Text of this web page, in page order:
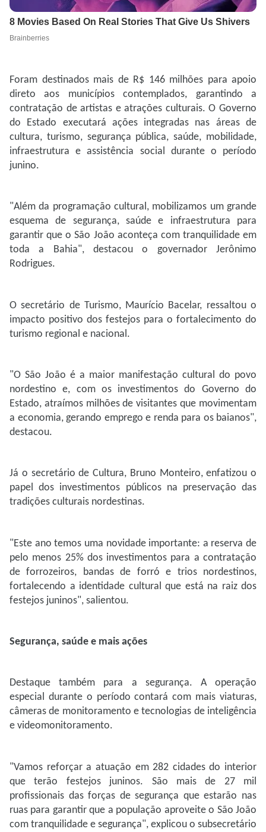
Foram destinados mais de R$ 146 milhões para apoio
direto aos municípios contemplados, garantindo a
contratação de artistas e atrações culturais. O Governo
do Estado executará ações integradas nas áreas de
cultura, turismo, segurança pública, saúde, mobilidade,
infraestrutura e assistência social durante o período
junino.
"Além da programação cultural, mobilizamos um grande
esquema de segurança, saúde e infraestrutura para
garantir que o São João aconteça com tranquilidade em
toda a Bahia", destacou o governador Jerônimo
Rodrigues.
O secretário de Turismo, Maurício Bacelar, ressaltou o
impacto positivo dos festejos para o fortalecimento do
turismo regional e nacional.
"O São João é a maior manifestação cultural do povo
nordestino e, com os investimentos do Governo do
Estado, atraímos milhões de visitantes que movimentam
a economia, gerando emprego e renda para os baianos",
destacou.
Já o secretário de Cultura, Bruno Monteiro, enfatizou o
papel dos investimentos públicos na preservação das
tradições culturais nordestinas.
"Este ano temos uma novidade importante: a reserva de
pelo menos 25% dos investimentos para a contratação
de forrozeiros, bandas de forró e trios nordestinos,
fortalecendo a identidade cultural que está na raiz dos
festejos juninos", salientou.
Segurança, saúde e mais ações
Destaque também para a segurança. A operação
especial durante o período contará com mais viaturas,
câmeras de monitoramento e tecnologias de inteligência
e videomonitoramento.
"Vamos reforçar a atuação em 282 cidades do interior
que terão festejos juninos. São mais de 27 mil
profissionais das forças de segurança que estarão nas
ruas para garantir que a população aproveite o São João
com tranquilidade e segurança", explicou o subsecretário